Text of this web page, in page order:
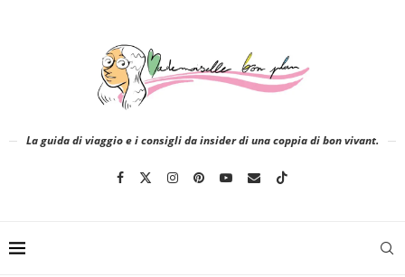
La guida di viaggio e i consigli da insider di una coppia di bon vivant.